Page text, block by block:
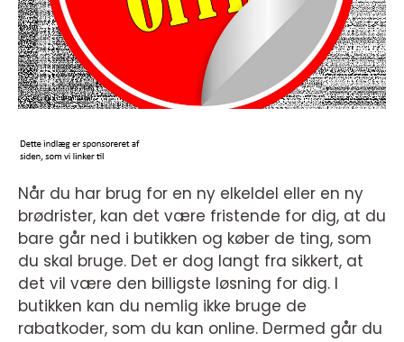
Når du har brug for en ny elkeldel eller en ny
brødrister, kan det være fristende for dig, at du
bare går ned i butikken og køber de ting, som
du skal bruge. Det er dog langt fra sikkert, at
det vil være den billigste løsning for dig. I
butikken kan du nemlig ikke bruge de
rabatkoder, som du kan online. Dermed går du